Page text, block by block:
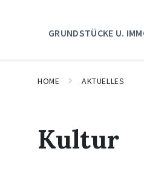
GRUNDSTÜCKE U.
HOME AKTUELLES
Kultur